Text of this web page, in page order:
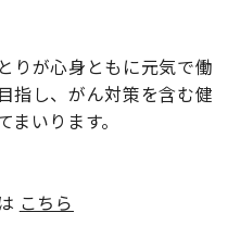
りが心身ともに元気で働
指し、がん対策を含む健
いります。
こちら